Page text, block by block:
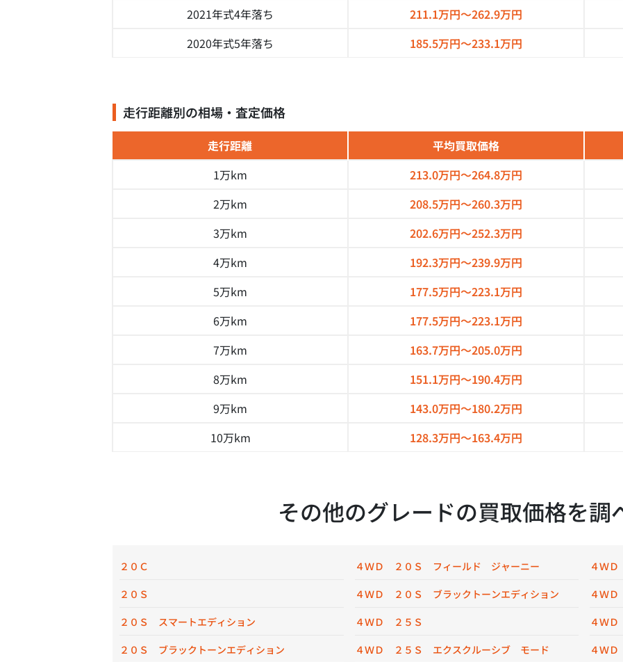
2021年式4年落ち 211.1万円～262.9万円
2020年式5年落ち 185.5万円～233.1万円
走行距離別の相場・査定価格
走行距離 平均買取価格
1万km
213.0万円～264.8万円
2万km
208.5万円～260.3万円
3万km
202.6万円～252.3万円
4万km
192.3万円～239.9万円
5万km
177.5万円～223.1万円
6万km
177.5万円～223.1万円
7万km
163.7万円～205.0万円
8万km
151.1万円～190.4万円
9万km
143.0万円～180.2万円
10万km
128.3万円～163.4万円
その他のグレードの買取価格を調
２０Ｃ
２０Ｓ
２０Ｓ スマートエディション
２０Ｓ ブラックトーンエディション
４ＷＤ ２０Ｓ フィールド ジャーニー
４ＷＤ ２０Ｓ ブラックトーンエディション
４ＷＤ ２５Ｓ
４ＷＤ ２５Ｓ エクスクルーシブ モード
４Ｗ
４Ｗ
４Ｗ
４Ｗ